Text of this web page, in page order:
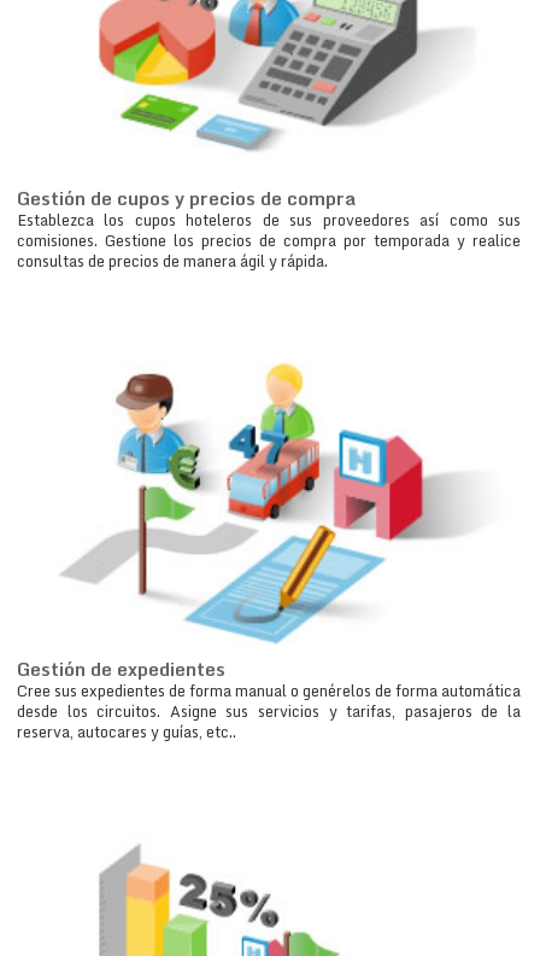
Gestión de cupos y precios de compra
Establezca los cupos hoteleros de sus proveedores así como sus
comisiones. Gestione los precios de compra por temporada y realice
consultas de precios de manera ágil y rápida.
Gestión de expedientes
Cree sus expedientes de forma manual o genérelos de forma automática
desde los circuitos. Asigne sus servicios y tarifas, pasajeros de la
reserva, autocares y guías, etc..